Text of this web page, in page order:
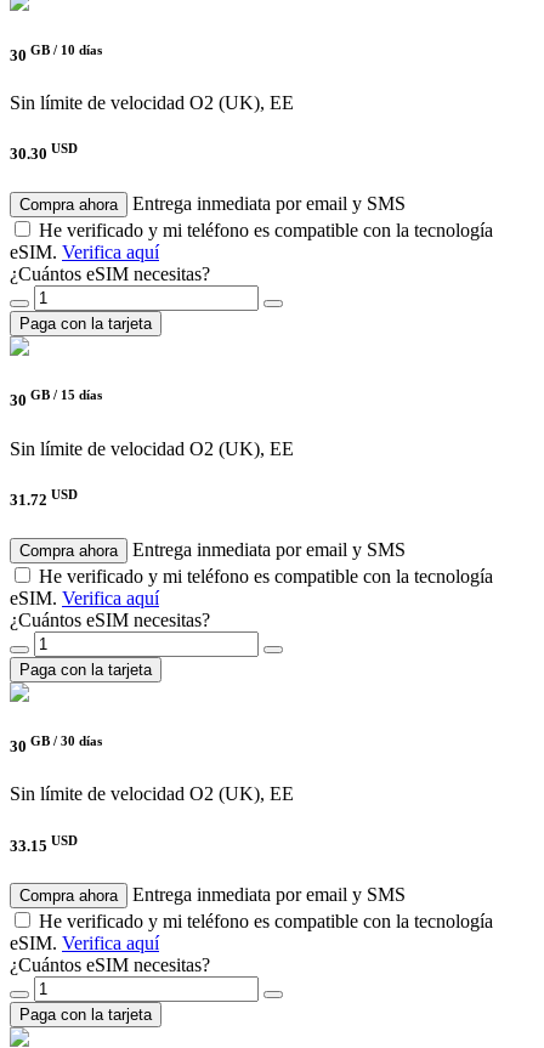
30 GB / 10 días
Sin límite de velocidad O2 (UK), EE
30.30 USD
Compra ahora
Entrega inmediata por email y SMS
He verificado y mi teléfono es compatible con la tecnología
eSIM. Verifica aquí
¿Cuántos eSIM necesitas?
Paga con la tarjeta
30 GB / 15 días
Sin límite de velocidad O2 (UK), EE
31.72 USD
Compra ahora
Entrega inmediata por email y SMS
He verificado y mi teléfono es compatible con la tecnología
eSIM. Verifica aquí
¿Cuántos eSIM necesitas?
Paga con la tarjeta
30 GB / 30 días
Sin límite de velocidad O2 (UK), EE
33.15 USD
Compra ahora
Entrega inmediata por email y SMS
He verificado y mi teléfono es compatible con la tecnología
eSIM. Verifica aquí
¿Cuántos eSIM necesitas?
Paga con la tarjeta